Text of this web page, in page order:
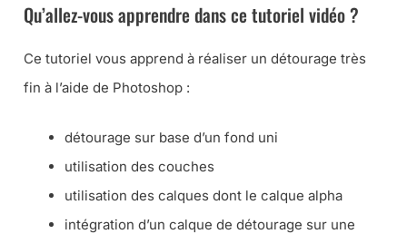
Qu’allez-vous apprendre dans ce tutoriel vidéo ?
Ce tutoriel vous apprend à réaliser un détourage très
fin à l’aide de Photoshop :
détourage sur base d’un fond uni
utilisation des couches
utilisation des calques dont le calque alpha
intégration d’un calque de détourage sur une